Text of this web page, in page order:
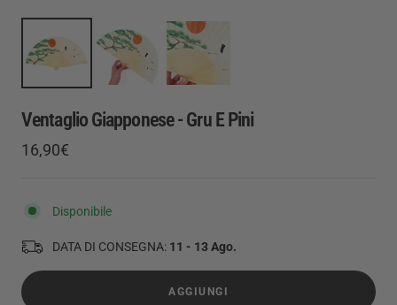
Ventaglio Giapponese - Gru E Pini
Prezzo
vendita
16,90€
Disponibile
DATA DI CONSEGNA: 11 - 13 Ago.
AGGIUNGI